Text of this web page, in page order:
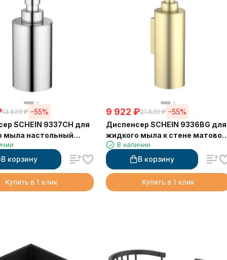
13 620 ₽ -55%
SCHEIN 9337CH для
мыла настольный
В корзину
Купить в 1 клик
9 922 ₽21 830 ₽ -55%
Диспенсер SCHEIN 9336BG для
жидкого мыла к стене матовое
золото
В наличии
В корзину
Купить в 1 клик